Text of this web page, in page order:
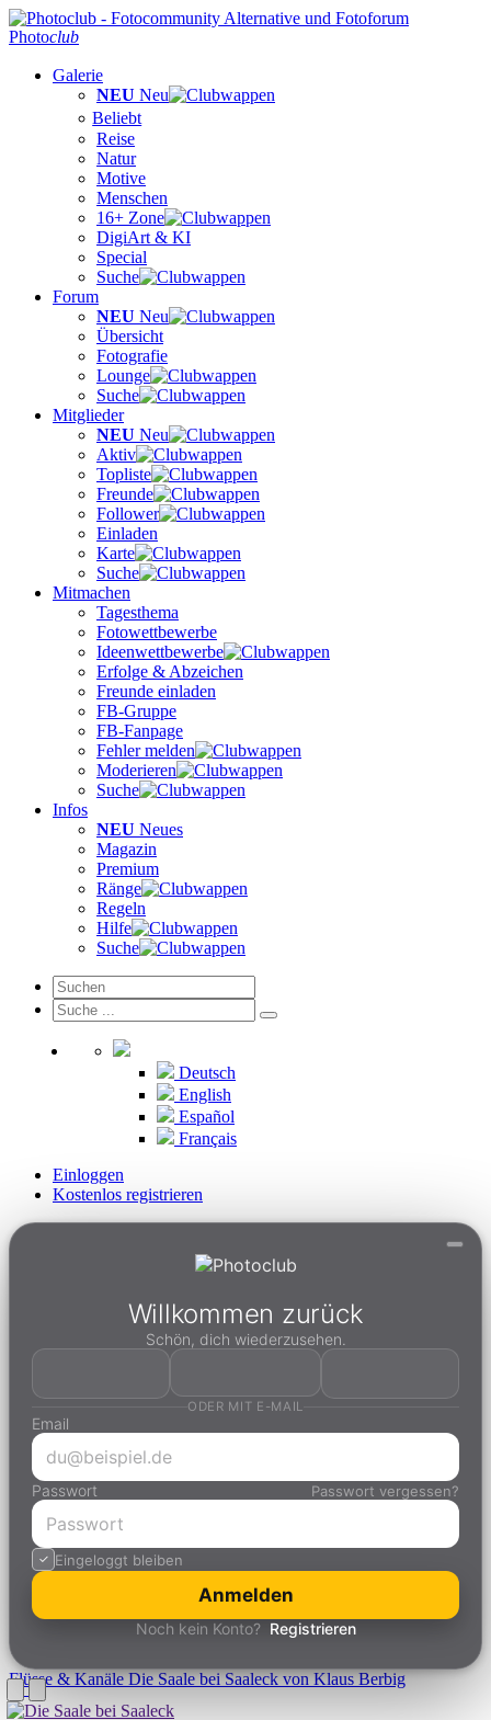
Photoclub
Galerie
NEU Neu
Beliebt
Reise
Natur
Motive
Menschen
16+ Zone
DigiArt & KI
Special
Suche
Forum
NEU Neu
Übersicht
Fotografie
Lounge
Suche
Mitglieder
NEU Neu
Aktiv
Topliste
Freunde
Follower
Einladen
Karte
Suche
Mitmachen
Tagesthema
Fotowettbewerbe
Ideenwettbewerbe
Erfolge & Abzeichen
Freunde einladen
FB-Gruppe
FB-Fanpage
Fehler melden
Moderieren
Suche
Infos
NEU Neues
Magazin
Premium
Ränge
Regeln
Hilfe
Suche
Deutsch
English
Español
Français
Einloggen
Kostenlos registrieren
Willkommen zurück
Schön, dich wiederzusehen.
ODER MIT E-MAIL
Email
Passwort Passwort vergessen?
Eingeloggt bleiben
Anmelden
Noch kein Konto? Registrieren
Flüsse & KanäleDie Saale bei Saaleck von Klaus Berbig